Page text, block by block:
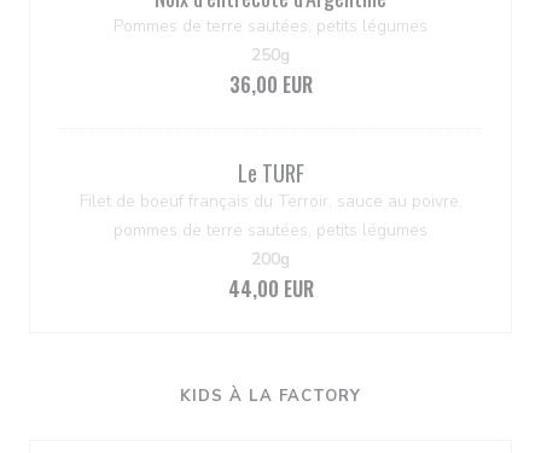
Pommes de terre sautées, petits légumes
36,00 EUR
250g
Le TURF
Filet de boeuf français du Terroir, sauce au poivre,
pommes de terre sautées, petits légumes
44,00 EUR
200g
KIDS À LA FACTORY